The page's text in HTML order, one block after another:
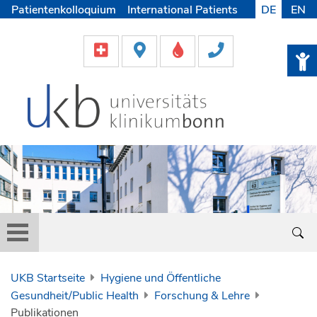
Patientenkolloquium
International Patients
Helfen & Spenden
Medien
DE EN
UKB Startseite
Hygiene und Öffentliche
Gesundheit/Public Health
Forschung & Lehre
Publikationen